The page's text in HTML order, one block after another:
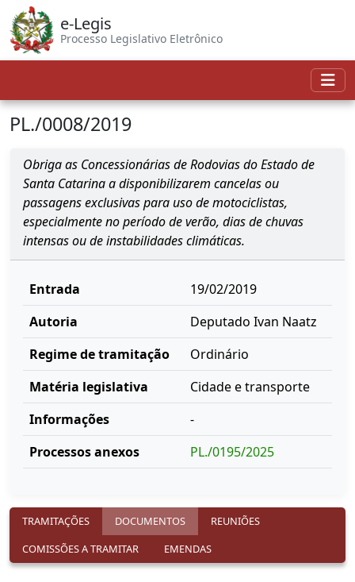
e-Legis
Processo Legislativo Eletrônico
PL./0008/2019
Obriga as Concessionárias de Rodovias do Estado de
Santa Catarina a disponibilizarem cancelas ou
passagens exclusivas para uso de motociclistas,
especialmente no período de verão, dias de chuvas
intensas ou de instabilidades climáticas.
Entrada
19/02/2019
Autoria
Deputado Ivan Naatz
Regime de tramitação
Ordinário
Matéria legislativa
Cidade e transporte
Informações
-
Processos anexos
PL./0195/2025
TRAMITAÇÕES DOCUMENTOS
REUNIÕES
COMISSÕES A TRAMITAR
EMENDAS